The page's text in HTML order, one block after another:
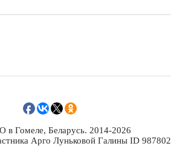
в Гомеле, Беларусь. 2014-2026
Арго Луньковой Галины ID 987802